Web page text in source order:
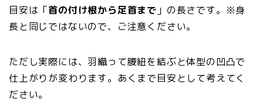
目安は「首の付け根から足首まで 」の長さです。※身
長と同じではないので、ご注意ください。
ただし実際には、羽織って腰紐を結ぶと体型の凹凸で
仕上がりが変わります。あくまで目安として考えてく
ださい。